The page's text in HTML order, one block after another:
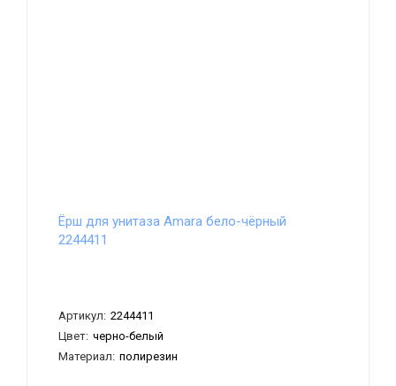
Ёрш для унитаза Amara бело-чёрный
2244411
Артикул: 2244411
Цвет: черно-белый
Материал: полирезин